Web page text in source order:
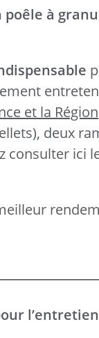
à
et la Région
deux
consulter ici